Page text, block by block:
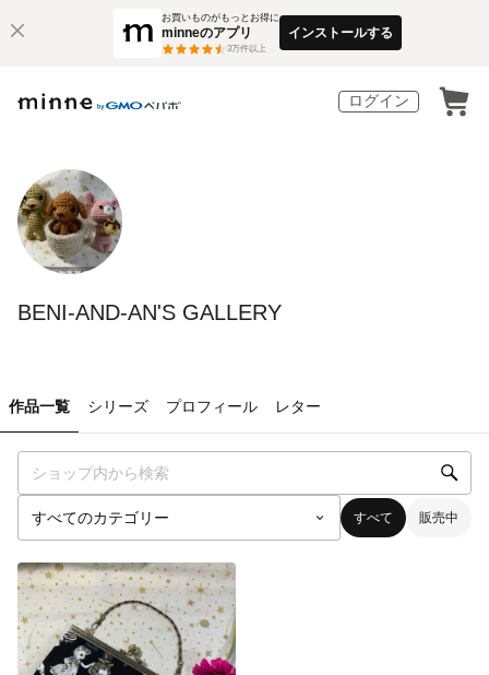
お買いものがもっとお得に
minneのアプリ
3万件以上
インストールする
ログイン
BENI-AND-AN'S GALLERY
作品一覧 シリーズ プロフィール レター
すべて 販売中